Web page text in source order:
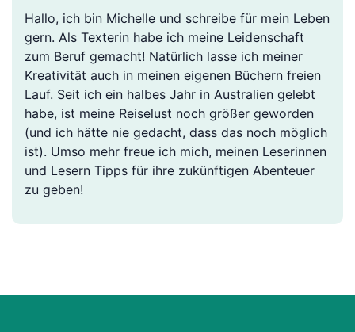
Hallo, ich bin Michelle und schreibe für mein Leben
gern. Als Texterin habe ich meine Leidenschaft
zum Beruf gemacht! Natürlich lasse ich meiner
Kreativität auch in meinen eigenen Büchern freien
Lauf. Seit ich ein halbes Jahr in Australien gelebt
habe, ist meine Reiselust noch größer geworden
(und ich hätte nie gedacht, dass das noch möglich
ist). Umso mehr freue ich mich, meinen Leserinnen
und Lesern Tipps für ihre zukünftigen Abenteuer
zu geben!